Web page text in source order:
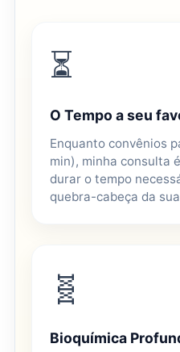
⏳
O Tempo a seu
Enquanto convênios
min), minha consulta
durar o tempo
quebra-cabeça da
🧬
Bioquímica